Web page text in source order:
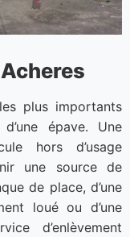
plus importants
épave. Une
hors d’usage
une source de
de place, d’une
loué ou d’une
d’enlèvement